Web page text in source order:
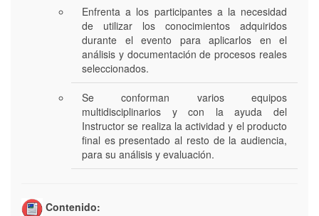
Enfrenta a los participantes a la necesidad
de utilizar los conocimientos adquiridos
durante el evento para aplicarlos en el
análisis y documentación de procesos reales
seleccionados.
Se conforman varios equipos
multidisciplinarios y con la ayuda del
Instructor se realiza la actividad y el producto
final es presentado al resto de la audiencia,
para su análisis y evaluación.
Contenido: